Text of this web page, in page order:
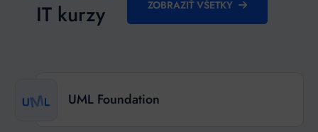
IT kurzy ZOBRAZIŤ VŠETKY
UML Foundation